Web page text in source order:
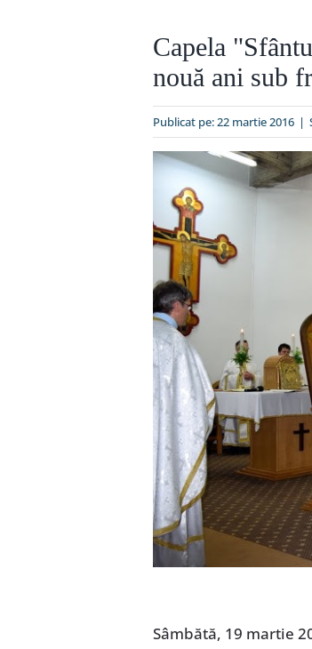
Capela
nouă ani sub
Publicat pe: 22 martie 2016 |
Sâmbătă, 19 martie